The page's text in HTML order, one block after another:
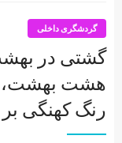
گردشگری داخلی
گشتی در
هشت بهشت،
رنگ کهنگی